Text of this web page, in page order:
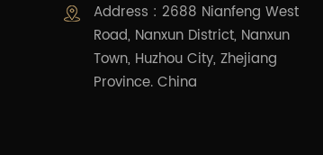
Address : 2688 Nianfeng West
Road, Nanxun District, Nanxun
Town, Huzhou City, Zhejiang
Province. China